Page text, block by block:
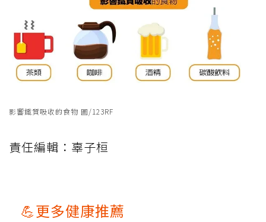
影響鐵質吸收的食物 圖/123RF
責任編輯：辜子桓
💪更多健康推薦